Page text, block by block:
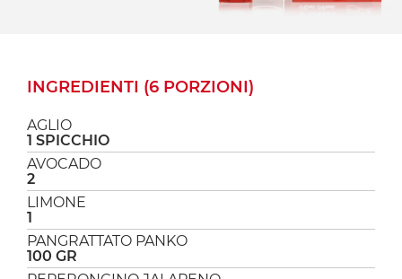
INGREDIENTI (6 PORZIONI)
AGLIO
1 SPICCHIO
AVOCADO
2
LIMONE
1
PANGRATTATO PANKO
100 GR